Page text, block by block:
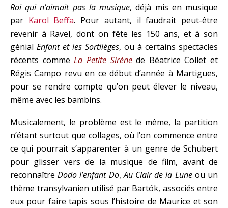
Roi qui n’aimait pas la musique, déjà mis en musique
par Karol Beffa. Pour autant, il faudrait peut-être
revenir à Ravel, dont on fête les 150 ans, et à son
génial Enfant et les Sortilèges, ou à certains spectacles
récents commeLa Petite Sirènede Béatrice Collet et
Régis Campo revu en ce début d’année à Martigues,
pour se rendre compte qu’on peut élever le niveau,
même avec les bambins.
Musicalement, le problème est le même, la partition
n’étant surtout que collages, où l’on commence entre
ce qui pourrait s’apparenter à un genre de Schubert
pour glisser vers de la musique de film, avant de
reconnaîtreDodo l’enfant Do,Au Clair de la Luneou un
thème transylvanien utilisé par Bartók, associés entre
eux pour faire tapis sous l’histoire de Maurice et son